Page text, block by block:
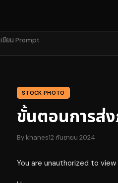
เขียน Prompt
STOCK PHOTO
ขั้นตอนการส่
By khanes12 กันยายน 2024
You are unauthorized to